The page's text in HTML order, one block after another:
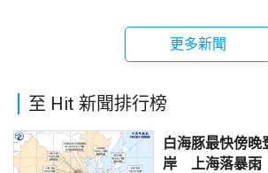
更多新聞
至 Hit 新聞排行榜
白海豚最快傍晚
岸 上海落暴雨